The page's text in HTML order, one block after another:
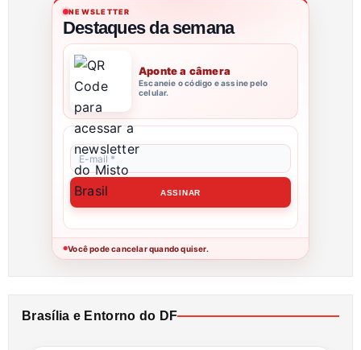
NEWSLETTER
Destaques da semana
Aponte a câmera
Escaneie o código e assine pelo
celular.
●Você pode cancelar quando quiser.
Brasília e Entorno do DF